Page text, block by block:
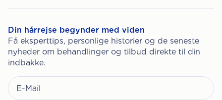
Din hårrejse begynder med viden
Få eksperttips, personlige historier og de seneste
nyheder om behandlinger og tilbud direkte til din
indbakke.